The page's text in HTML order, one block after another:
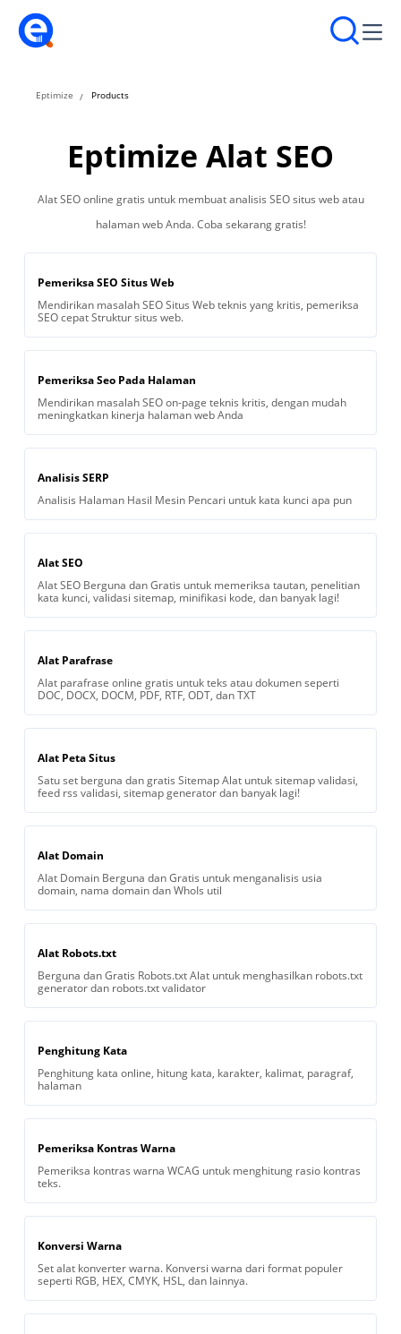
Eptimize Products
Eptimize Alat SEO
Alat SEO online gratis untuk membuat analisis SEO situs web atau
halaman web Anda. Coba sekarang gratis!
Pemeriksa SEO Situs Web
Mendirikan masalah SEO Situs Web teknis yang kritis, pemeriksa
SEO cepat Struktur situs web.
Pemeriksa Seo Pada Halaman
Mendirikan masalah SEO on-page teknis kritis, dengan mudah
meningkatkan kinerja halaman web Anda
Analisis SERP
Analisis Halaman Hasil Mesin Pencari untuk kata kunci apa pun
Alat SEO
Alat SEO Berguna dan Gratis untuk memeriksa tautan, penelitian
kata kunci, validasi sitemap, minifikasi kode, dan banyak lagi!
Alat Parafrase
Alat parafrase online gratis untuk teks atau dokumen seperti
DOC, DOCX, DOCM, PDF, RTF, ODT, dan TXT
Alat Peta Situs
Satu set berguna dan gratis Sitemap Alat untuk sitemap validasi,
feed rss validasi, sitemap generator dan banyak lagi!
Alat Domain
Alat Domain Berguna dan Gratis untuk menganalisis usia
domain, nama domain dan WhoIs util
Alat Robots.txt
Berguna dan Gratis Robots.txt Alat untuk menghasilkan robots.txt
generator dan robots.txt validator
Penghitung Kata
Penghitung kata online, hitung kata, karakter, kalimat, paragraf,
halaman
Pemeriksa Kontras Warna
Pemeriksa kontras warna WCAG untuk menghitung rasio kontras
teks.
Konversi Warna
Set alat konverter warna. Konversi warna dari format populer
seperti RGB, HEX, CMYK, HSL, dan lainnya.